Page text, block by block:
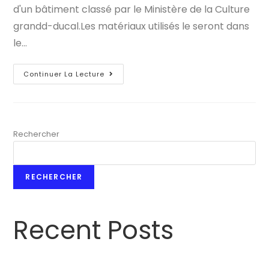
d'un bâtiment classé par le Ministère de la Culture
grandd-ducal.Les matériaux utilisés le seront dans
le…
Continuer La Lecture Maison
À
Rechercher
RECHERCHER
Recent Posts